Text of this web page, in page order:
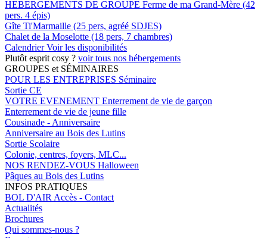
HEBERGEMENTS DE GROUPE Ferme de ma Grand-Mère (42
pers. 4 épis)
Gîte Ti'Marmaille (25 pers, agréé SDJES)
Chalet de la Moselotte (18 pers, 7 chambres)
CalendrierVoir les disponibilités
Plutôt esprit cosy ? voir tous nos hébergements
GROUPES et SÉMINAIRES
POUR LES ENTREPRISES Séminaire
Sortie CE
VOTRE EVENEMENT Enterrement de vie de garçon
Enterrement de vie de jeune fille
Cousinade - Anniversaire
Anniversaire au Bois des Lutins
Sortie Scolaire
Colonie, centres, foyers, MLC...
NOS RENDEZ-VOUS Halloween
Pâques au Bois des Lutins
INFOS PRATIQUES
BOL D'AIR Accès - Contact
Actualités
Brochures
Qui sommes-nous ?